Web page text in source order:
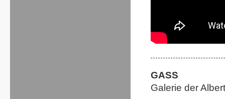
GASS
Galerie der